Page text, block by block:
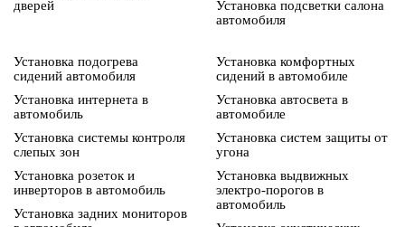
дверей
Установка подсветки салона
автомобиля
Установка подогрева
сидений автомобиля
Установка интернета в
автомобиль
Установка системы контроля
слепых зон
Установка розеток и
инверторов в автомобиль
Установка задних мониторов
Установка комфортных
сидений в автомобиле
Установка автосвета в
автомобиле
Установка систем защиты от
угона
Установка выдвижных
электро-порогов в
автомобиль